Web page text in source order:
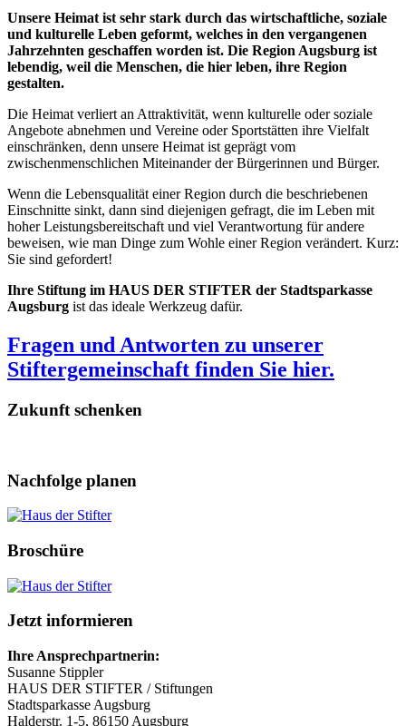
Unsere Heimat ist sehr stark durch das wirtschaftliche, soziale
und kulturelle Leben geformt, welches in den vergangenen
Jahrzehnten geschaffen worden ist. Die Region Augsburg ist
lebendig, weil die Menschen, die hier leben, ihre Region
gestalten.
Die Heimat verliert an Attraktivität, wenn kulturelle oder soziale
Angebote abnehmen und Vereine oder Sportstätten ihre Vielfalt
einschränken, denn unsere Heimat ist geprägt vom
zwischenmenschlichen Miteinander der Bürgerinnen und Bürger.
Wenn die Lebensqualität einer Region durch die beschriebenen
Einschnitte sinkt, dann sind diejenigen gefragt, die im Leben mit
hoher Leistungsbereitschaft und viel Verantwortung für andere
beweisen, wie man Dinge zum Wohle einer Region verändert. Kurz:
Sie sind gefordert!
Ihre Stiftung im HAUS DER STIFTER der Stadtsparkasse
Augsburg ist das ideale Werkzeug dafür.
Fragen und Antworten zu unserer
Stiftergemeinschaft finden Sie hier.
Zukunft schenken
Nachfolge planen
Broschüre
Jetzt informieren
Ihre Ansprechpartnerin:
Susanne Stippler
HAUS DER STIFTER / Stiftungen
Stadtsparkasse Augsburg
Halderstr. 1-5, 86150 Augsburg